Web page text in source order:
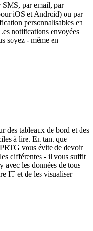
SMS, par email, par
iOS et Android) ou par
personnalisables en
notifications envoyées
soyez - même en
des tableaux de bord et des
à lire. En tant que
vous évite de devoir
différentes - il vous suffit
avec les données de tous
IT et de les visualiser